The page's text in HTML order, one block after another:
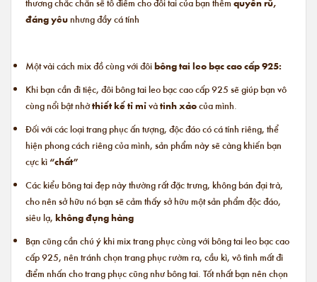
đáng yêunhưng đầy cá tính
Một vài cách mix đồ cùng với đôibông tai leo bạc cao cấp 925:
Khi bạn cần đi tiệc, đôi bông tai leo bạc cao cấp 925 sẽ giúp bạn vô
cùng nổi bật nhờthiết kế tỉ mỉvàtinh xảocủa mình.
Đối với các loại trang phục ấn tượng, độc đáo có cá tính riêng, thể
hiện phong cách riêng của mình, sản phẩm này sẽ càng khiến bạn
cực kì“chất”
Các kiểu bông tai đẹp này thường rất đặc trưng, không bán đại trà,
cho nên sở hữu nó bạn sẽ cảm thấy sở hữu một sản phẩm độc đáo,
siêu lạ, không đụng hàng
Bạn cũng cần chú ý khi mix trang phục cùng với bông tai leo bạc cao
cấp 925, nên tránh chọn trang phục rườm ra, cầu kì, vô tình mất đi
điểm nhấn cho trang phục cũng như bông tai. Tốt nhất bạn nên chọn